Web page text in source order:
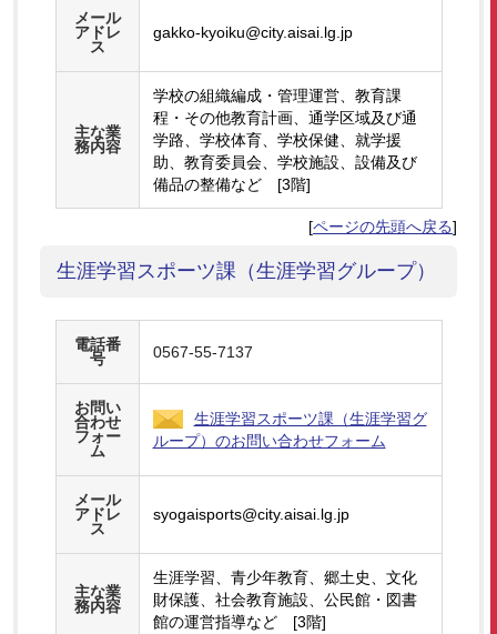
メール
アドレ
ス
gakko-kyoiku@city.aisai.lg.jp
主な業
務内容
学校の組織編成・管理運営、教育課
程・その他教育計画、通学区域及び通
学路、学校体育、学校保健、就学援
助、教育委員会、学校施設、設備及び
備品の整備など [3階]
[ページの先頭へ戻る]
生涯学習スポーツ課（生涯学習グループ）
電話番
号
0567-55-7137
お問い
合わせ
フォー
ム
生涯学習スポーツ課（生涯学習グ
ループ）のお問い合わせフォーム
メール
アドレ
ス
syogaisports@city.aisai.lg.jp
主な業
務内容
生涯学習、青少年教育、郷土史、文化
財保護、社会教育施設、公民館・図書
館の運営指導など [3階]